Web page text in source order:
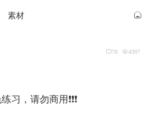
素材
78 4397
练习，请勿商用❗❗❗